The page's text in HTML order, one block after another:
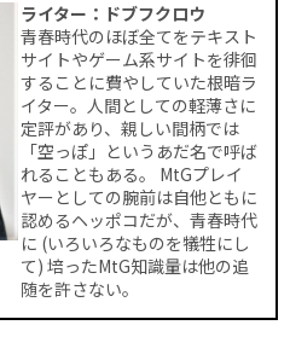
ライター：ドブフクロウ
青春時代のほぼ全てをテキスト
サイトやゲーム系サイトを徘徊
することに費やしていた根暗ラ
イター。人間としての軽薄さに
定評があり、親しい間柄では
「空っぽ」というあだ名で呼ば
れることもある。 MtGプレイ
ヤーとしての腕前は自他ともに
認めるヘッポコだが、青春時代
に (いろいろなものを犠牲にし
て) 培ったMtG知識量は他の追
随を許さない。